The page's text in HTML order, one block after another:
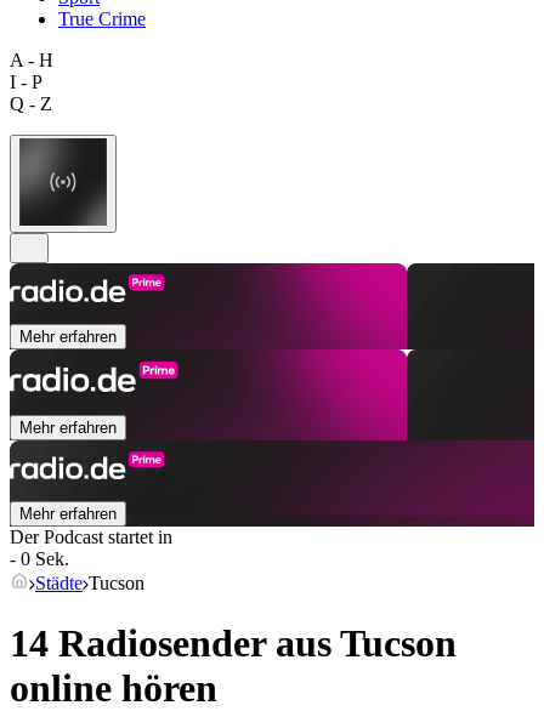
True Crime
A - H
I - P
Q - Z
Mehr erfahren
Mehr erfahren
Mehr erfahren
Der Podcast startet in
- 0 Sek.
Städte Tucson
14 Radiosender ausTucson
online hören